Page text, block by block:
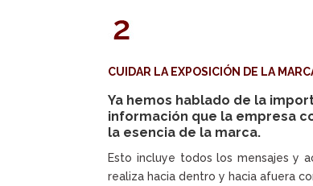
CUIDAR LA EXPOSICIÓN DE LA
Ya hemos hablado de la
información que la empresa
la esencia de la marca.
Esto incluye todos los mensajes y
realiza hacia dentro y hacia afuera